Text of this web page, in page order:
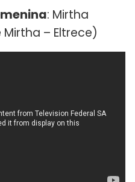
: Mirtha
– Eltrece)